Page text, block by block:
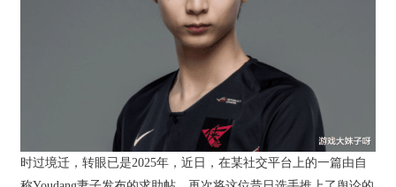
时过境迁，转眼已是2025年，近日，在某社交平台上的一篇由自